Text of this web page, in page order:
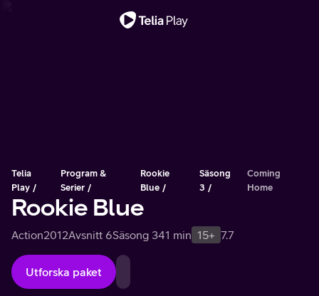
Telia
Play
Program &
Serier
Rookie
Blue
Säsong
3
Coming
Home
Rookie Blue
Action2012Avsnitt 6Säsong 341 min 15+ 7.7
Utforska paket